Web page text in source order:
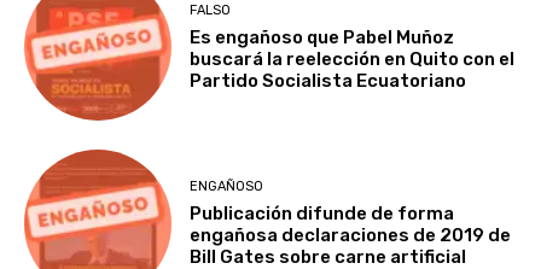
FALSO
Es engañoso que Pabel Muñoz
buscará la reelección en Quito con el
Partido Socialista Ecuatoriano
ENGAÑOSO
Publicación difunde de forma
engañosa declaraciones de 2019 de
Bill Gates sobre carne artificial